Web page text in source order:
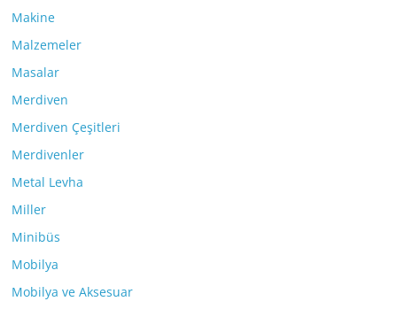
Makine
Malzemeler
Masalar
Merdiven
Merdiven Çeşitleri
Merdivenler
Metal Levha
Miller
Minibüs
Mobilya
Mobilya ve Aksesuar